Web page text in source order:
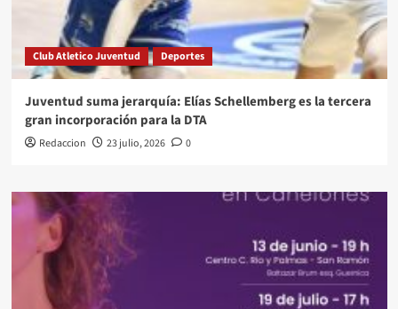
Club Atletico Juventud Deportes
Juventud suma jerarquía: Elías Schellemberg es la tercera
gran incorporación para la DTA
Redaccion 23 julio, 2026 0